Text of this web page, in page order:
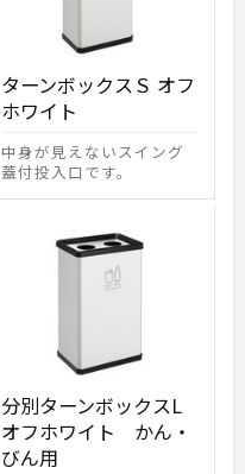
ターンボックスＳ オフ
ホワイト
中身が見えないスイング
蓋付投入口です。
分別ターンボックスL
オフホワイト かん・
びん用